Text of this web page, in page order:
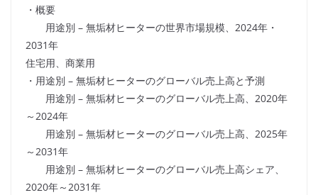
・概要
用途別 – 無垢材ヒーターの世界市場規模、2024年・
2031年
住宅用、商業用
・用途別 – 無垢材ヒーターのグローバル売上高と予測
用途別 – 無垢材ヒーターのグローバル売上高、2020年
～2024年
用途別 – 無垢材ヒーターのグローバル売上高、2025年
～2031年
用途別 – 無垢材ヒーターのグローバル売上高シェア、
2020年～2031年